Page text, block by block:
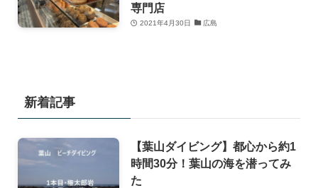
専門店
2021年4月30日 広島
新着記事
【葉山ダイビング】都心から約1
時間30分！葉山の海を潜ってみ
た